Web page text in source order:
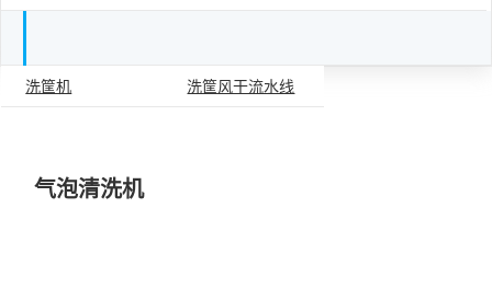
容器清洗设备
洗筐机 洗筐风干流水线
气泡清洗机